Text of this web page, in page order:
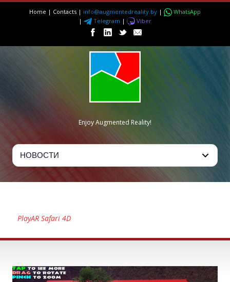
Home | Contacts | info@augmentedreality.by |
WhatsApp
|
Telegram | Viber
Enjoy Augmented Reality!
PlayAR Safari 4D